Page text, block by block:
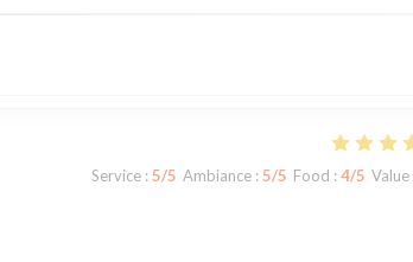
Service : 5/5 Ambiance : 5/5 Food : 4/5 Value